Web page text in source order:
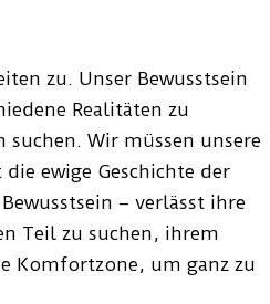
zu. Unser Bewusstsein
Realitäten zu
Wir müssen unsere
ewige Geschichte der
– verlässt ihre
Teil zu suchen, ihrem
Komfortzone, um ganz zu